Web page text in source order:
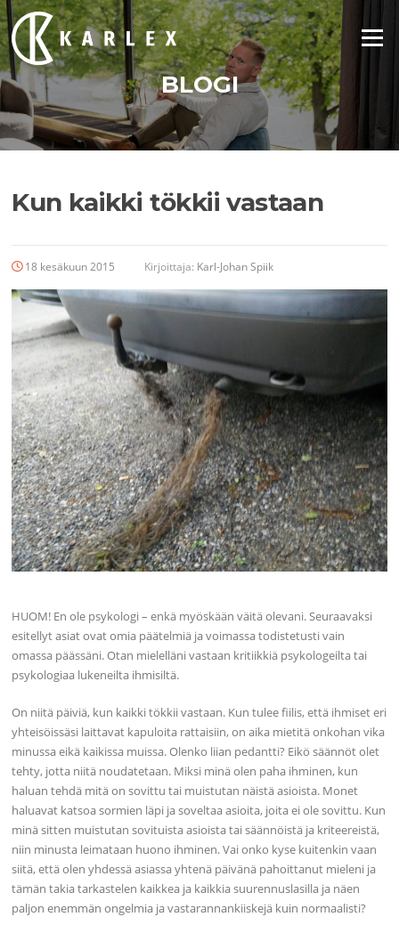
Siirry
suoraan
sisältöön
Valikko
BLOGI
Kun kaikki tökkii vastaan
18 kesäkuun 2015 Kirjoittaja: Karl-Johan Spiik
HUOM! En ole psykologi – enkä myöskään väitä olevani. Seuraavaksi
esitellyt asiat ovat omia päätelmiä ja voimassa todistetusti vain
omassa päässäni. Otan mielelläni vastaan kritiikkiä psykologeilta tai
psykologiaa lukeneilta ihmisiltä.
On niitä päiviä, kun kaikki tökkii vastaan. Kun tulee fiilis, että ihmiset eri
yhteisöissäsi laittavat kapuloita rattaisiin, on aika mietitä onkohan vika
minussa eikä kaikissa muissa. Olenko liian pedantti? Eikö säännöt olet
tehty, jotta niitä noudatetaan. Miksi minä olen paha ihminen, kun
haluan tehdä mitä on sovittu tai muistutan näistä asioista. Monet
haluavat katsoa sormien läpi ja soveltaa asioita, joita ei ole sovittu. Kun
minä sitten muistutan sovituista asioista tai säännöistä ja kriteereistä,
niin minusta leimataan huono ihminen. Vai onko kyse kuitenkin vaan
siitä, että olen yhdessä asiassa yhtenä päivänä pahoittanut mieleni ja
tämän takia tarkastelen kaikkea ja kaikkia suurennuslasilla ja näen
paljon enemmän ongelmia ja vastarannankiiskejä kuin normaalisti?